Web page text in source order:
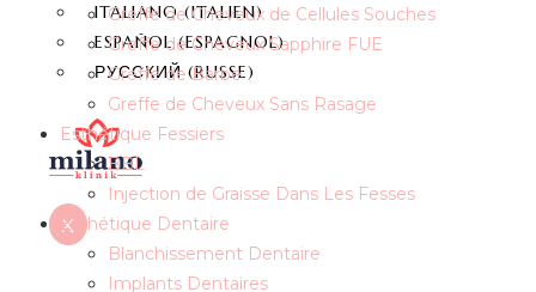
ITALIANO(ITALIEN)
ESPAÑOL(ESPAGNOL)
РУССКИЙ(RUSSE)
X
Greffe de Cheveux de Cellules Souches
Greffe de Cheveux Sapphire FUE
Greffe de Barbe
Greffe de Cheveux Sans Rasage
Esthétique Fessiers
BBL
Injection de Graisse Dans Les Fesses
Esthétique Dentaire
Blanchissement Dentaire
Implants Dentaires